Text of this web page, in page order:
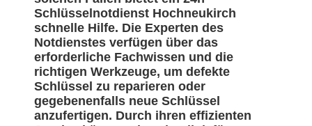
Schlüsselnotdienst Hochneukirch
schnelle Hilfe. Die Experten des
Notdienstes verfügen über das
erforderliche Fachwissen und die
richtigen Werkzeuge, um defekte
Schlüssel zu reparieren oder
gegebenenfalls neue Schlüssel
anzufertigen. Durch ihren effizienten